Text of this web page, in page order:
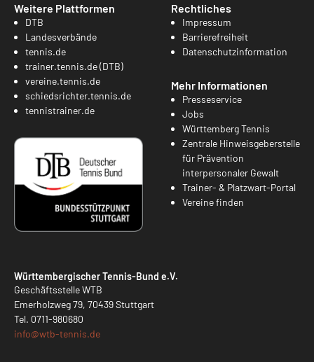
Weitere Plattformen
DTB
Landesverbände
tennis.de
trainer.tennis.de (DTB)
vereine.tennis.de
schiedsrichter.tennis.de
tennistrainer.de
Rechtliches
Impressum
Barrierefreiheit
Datenschutzinformation
Mehr Informationen
Presseservice
Jobs
Württemberg Tennis
Zentrale Hinweisgeberstelle
für Prävention
interpersonaler Gewalt
Trainer- & Platzwart-Portal
Vereine finden
Württembergischer Tennis-Bund e.V.
Geschäftsstelle WTB
Emerholzweg 79, 70439 Stuttgart
Tel. 0711-980680
info@wtb-tennis.de